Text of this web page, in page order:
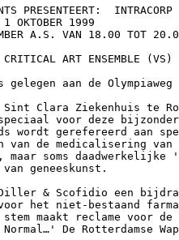
PRESENTEERT:  INTRACORP
OKTOBER 1999
A.S. VAN 18.00 TOT
CRITICAL ART ENSEMBLE (VS)
aan de Olympiaweg
Clara Ziekenhuis te
voor deze
wordt gerefereerd aan
van de medicalisering
soms daadwerkelijke
geneeskunst.
Diller & Scofidio een
voor het niet-bestaand
maakt reclame voor
De Rotterdamse